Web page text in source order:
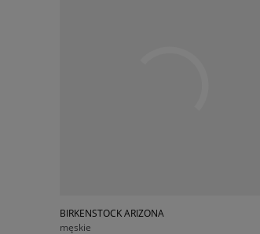
BIRKENSTOCK ARIZONA
męskie